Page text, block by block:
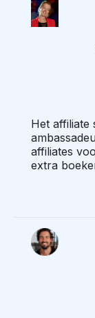
Het affiliate
affiliates
extra